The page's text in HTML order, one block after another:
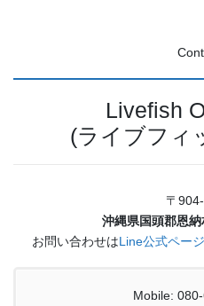
Livefish
(ライブフィ
〒
沖縄県国頭郡恩
お問い合わせはLine公式ページ
Mobile: